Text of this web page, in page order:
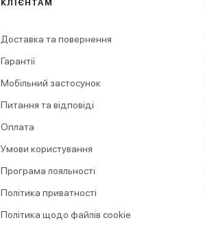
КЛІЄНТАМ
Доставка та повернення
Гарантії
Мобільний застосунок
Питання та відповіді
Оплата
Умови користування
Програма лояльності
Політика приватності
Політика щодо файлів cookie